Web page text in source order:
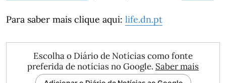
Para saber mais clique aqui: life.dn.pt
Escolha o Diário de Notícias como fonte
preferida de notícias no Google. Saber mais